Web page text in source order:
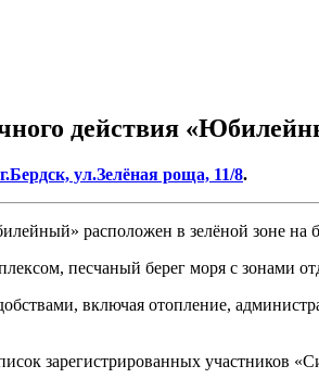
действия
г.Бердск, ул.Зелёная роща, 11/8.
расположен в зелёной зоне
песчаный берег моря с зонами
включая отопление,
зарегистрированных